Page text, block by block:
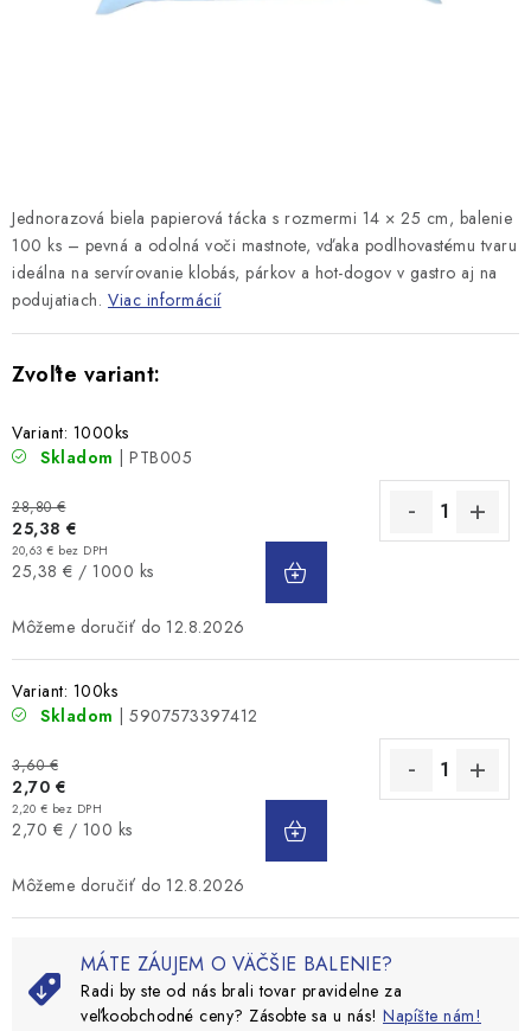
Jednorazová biela papierová tácka s rozmermi 14 × 25 cm, balenie
100 ks – pevná a odolná voči mastnote, vďaka podlhovastému tvaru
ideálna na servírovanie klobás, párkov a hot-dogov v gastro aj na
podujatiach. Viac informácií
Variant: 1000ks
Skladom
| PTB005
28,80 €
25,38 €
20,63 € bez DPH
Jednotková
25,38 € / 1000 ks
12.8.2026
Variant: 100ks
Skladom
| 5907573397412
3,60 €
2,70 €
2,20 € bez DPH
Jednotková
2,70 € / 100 ks
12.8.2026
MÁTE ZÁUJEM O VÄČŠIE BALENIE?
Radi by ste od nás brali tovar pravidelne za
veľkoobchodné ceny? Zásobte sa u nás! Napíšte nám!